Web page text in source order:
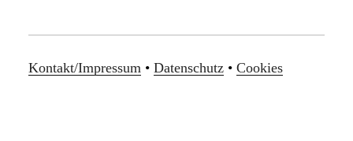
Kontakt/Impressum • Datenschutz • Cookies